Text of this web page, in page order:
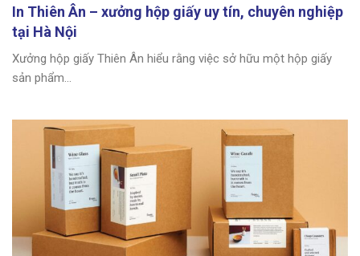
In Thiên Ân – xưởng hộp giấy uy tín, chuyên nghiệp
tại Hà Nội
Xưởng hộp giấy Thiên Ân hiểu rằng việc sở hữu một hộp giấy
sản phẩm...